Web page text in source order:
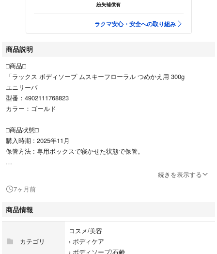
紛失補償有
ラクマ安心・安全への取り組み
商品説明
□商品□
「ラックス ボディソープ ムスキーフローラル つめかえ用 300g
ユニリーバ
型番：4902111768823
カラー：ゴールド
□商品状態□
購入時期 : 2025年11月
保管方法 : 専用ボックスで寝かせた状態で保管。
#ユニリーバ
#コスメ/美容
#ボディケア
続きを表示する
7ヶ月前
商品情報
カテゴリ
コスメ/美容
› ボディケア
› ボディソープ/石鹸